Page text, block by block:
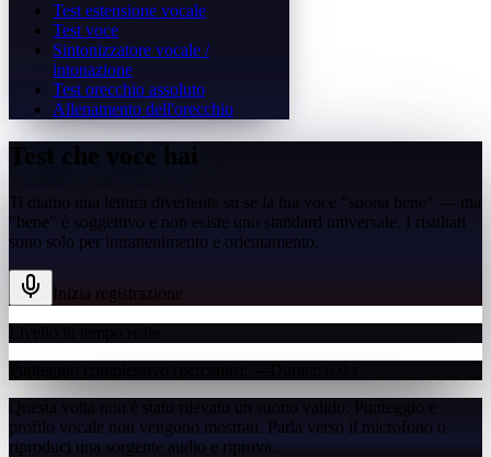
Test estensione vocale
Test voce
Sintonizzatore vocale /
intonazione
Test orecchio assoluto
Allenamento dell'orecchio
Test che voce hai
Ti diamo una lettura divertente su se la tua voce "suona bene" — ma
"bene" è soggettivo e non esiste uno standard universale. I risultati
sono solo per intrattenimento e orientamento.
Inizia registrazione
Questa volta non è stato rilevato un suono valido. Punteggio e
profilo vocale non vengono mostrati. Parla verso il microfono o
riproduci una sorgente audio e riprova.